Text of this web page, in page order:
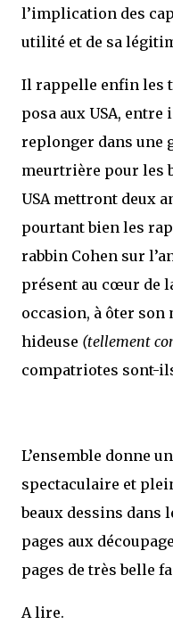
l’implication des
utilité et de sa
Il rappelle enfin les
posa aux USA,
replonger dans une
meurtrière pour les
USA mettront deux
pourtant bien les
rabbin Cohen sur
présent au cœur de
occasion, à ôter son
hideuse (tellement
compatriotes sont-ils
L’ensemble donne
spectaculaire et
beaux dessins dans
pages aux
pages de très belle
A lire.